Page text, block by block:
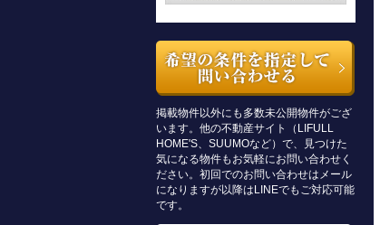
掲載物件以外にも多数未公開物件がござ
います。他の不動産サイト（LIFULL
HOME'S、SUUMOなど）で、見つけた
気になる物件もお気軽にお問い合わせく
ださい。初回でのお問い合わせはメール
になりますが以降はLINEでもご対応可能
です。